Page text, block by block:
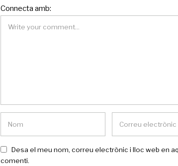
Connecta amb:
Desa el meu nom, correu electrònic i lloc web en
comenti.